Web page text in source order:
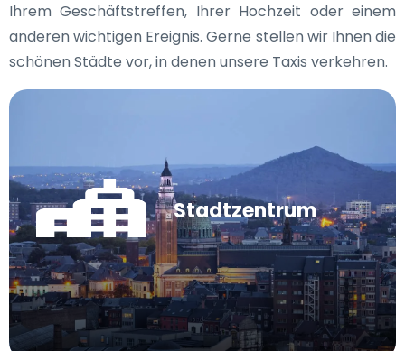
Ihrem Geschäftstreffen, Ihrer Hochzeit oder einem
anderen wichtigen Ereignis. Gerne stellen wir Ihnen die
schönen Städte vor, in denen unsere Taxis verkehren.
Stadtzentrum